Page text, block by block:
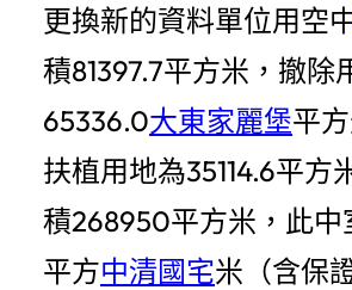
更換新的資料單位用空
積81397.7平方米，撤除
65336.0大東家麗堡平
扶植用地為35114.6平方
積268950平方米，此中
平方中清國宅米（含保